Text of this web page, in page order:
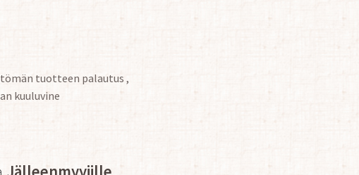
tuotteen palautus ,
kuuluvine